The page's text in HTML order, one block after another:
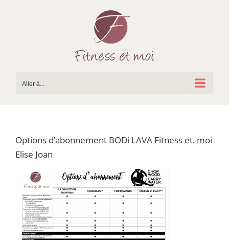
Aller à...
Options d’abonnement BODi LAVA Fitness et. moi
Elise Joan